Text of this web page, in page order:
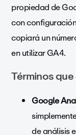
propiedad de
con
copiará un
en utilizar GA4.
Términos
Google
de análisis